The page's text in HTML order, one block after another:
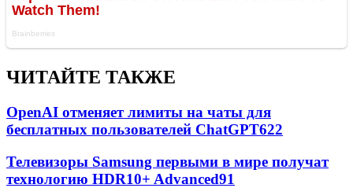
ЧИТАЙТЕ ТАКЖЕ
OpenAI отменяет лимиты на чаты для
бесплатных пользователей ChatGPT622
Телевизоры Samsung первыми в мире получат
технологию HDR10+ Advanced91